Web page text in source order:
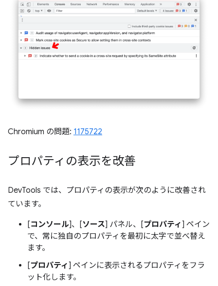
Chromium の問題: 1175722
プロパティの表示を改善
DevTools では、プロパティの表示が次のように改善され
ています。
[コンソール]、[ソース] パネル、[プロパティ ] ペイン
で、常に独自のプロパティを最初に太字で並べ替え
ます。
[プロパティ ] ペインに表示されるプロパティをフラ
ット化します。